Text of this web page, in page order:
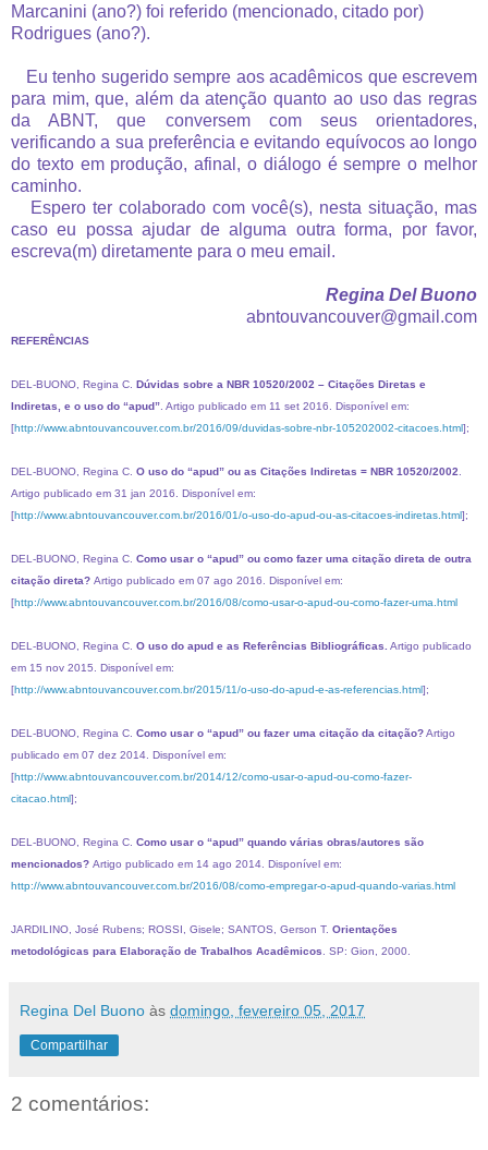
Marcanini (ano?) foi referido (mencionado, citado por)
Rodrigues (ano?).
Eu tenho sugerido sempre aos acadêmicos que escrevem
para mim, que, além da atenção quanto ao uso das regras
da ABNT, que conversem com seus orientadores,
verificando a sua preferência e evitando equívocos ao longo
do texto em produção, afinal, o diálogo é sempre o melhor
caminho.
Espero ter colaborado com você(s), nesta situação, mas
caso eu possa ajudar de alguma outra forma, por favor,
escreva(m) diretamente para o meu email.
Regina Del Buono
abntouvancouver@gmail.com
REFERÊNCIAS
DEL-BUONO, Regina C. Dúvidas sobre a NBR 10520/2002 – Citações Diretas e
Indiretas, e o uso do “apud” . Artigo publicado em 11 set 2016. Disponível em:
[http://www.abntouvancouver.com.br/2016/09/duvidas-sobre-nbr-105202002-citacoes.html];
DEL-BUONO, Regina C. O uso do “apud” ou as Citações Indiretas = NBR 10520/2002
Artigo publicado em 31 jan 2016. Disponível em:
[http://www.abntouvancouver.com.br/2016/01/o-uso-do-apud-ou-as-citacoes-indiretas.html];
DEL-BUONO, Regina C. Como usar o “apud” ou como fazer uma citação direta de outra
citação direta? Artigo publicado em 07 ago 2016. Disponível em:
[http://www.abntouvancouver.com.br/2016/08/como-usar-o-apud-ou-como-fazer-uma.html
DEL-BUONO, Regina C. O uso do apud e as Referências Bibliográficas. Artigo publicado
em 15 nov 2015. Disponível em:
[http://www.abntouvancouver.com.br/2015/11/o-uso-do-apud-e-as-referencias.html];
DEL-BUONO, Regina C. Como usar o “apud” ou fazer uma citação da citação?Artigo
publicado em 07 dez 2014. Disponível em:
[http://www.abntouvancouver.com.br/2014/12/como-usar-o-apud-ou-como-fazer-
citacao.html];
DEL-BUONO, Regina C. Como usar o “apud” quando várias obras/autores são
mencionados? Artigo publicado em 14 ago 2014. Disponível em:
http://www.abntouvancouver.com.br/2016/08/como-empregar-o-apud-quando-varias.html
JARDILINO, José Rubens; ROSSI, Gisele; SANTOS, Gerson T. Orientações
metodológicas para Elaboração de Trabalhos Acadêmicos . SP: Gion, 2000.
Regina Del Buono às domingo, fevereiro 05, 2017
Compartilhar
2 comentários: